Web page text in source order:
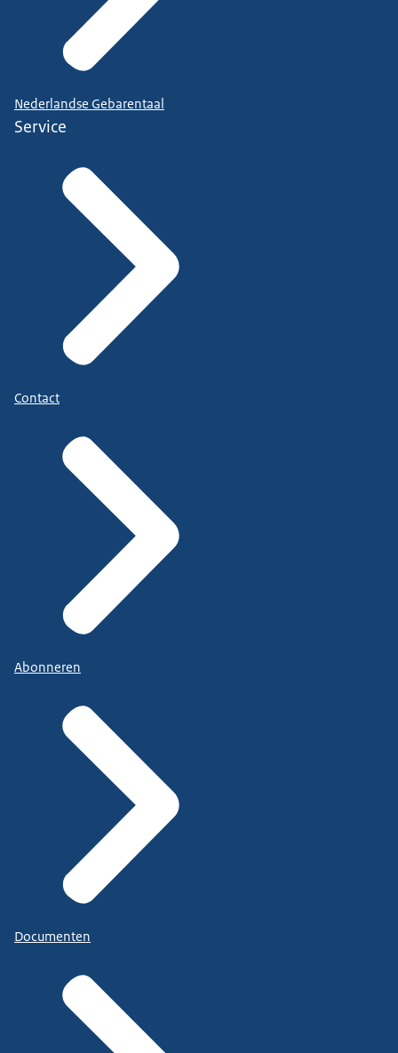
Nederlandse Gebarentaal
Service
Contact
Abonneren
Documenten